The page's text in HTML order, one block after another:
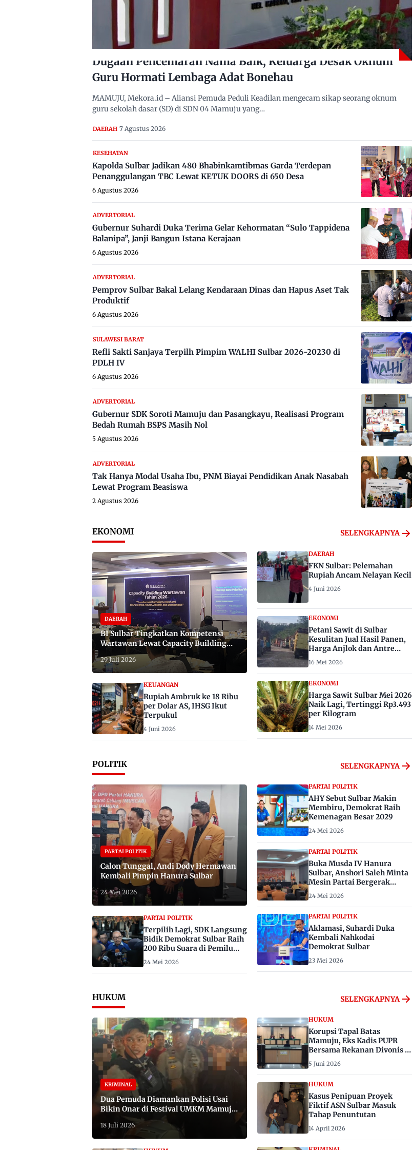
Dugaan Pencemaran Nama Baik, Keluarga Desak Oknum
Guru Hormati Lembaga Adat Bonehau
MAMUJU, Mekora.id – Aliansi Pemuda Peduli Keadilan mengecam sikap seorang oknum
guru sekolah dasar (SD) di SDN 04 Mamuju yang…
DAERAH 7 Agustus 2026
KESEHATAN
Kapolda Sulbar Jadikan 480 Bhabinkamtibmas Garda Terdepan
Penanggulangan TBC Lewat KETUK DOORS di 650 Desa
6 Agustus 2026
ADVERTORIAL
Gubernur Suhardi Duka Terima Gelar Kehormatan “Sulo Tappidena
Balanipa”, Janji Bangun Istana Kerajaan
6 Agustus 2026
ADVERTORIAL
Pemprov Sulbar Bakal Lelang Kendaraan Dinas dan Hapus Aset Tak
Produktif
6 Agustus 2026
SULAWESI BARAT
Refli Sakti Sanjaya Terpilh Pimpim WALHI Sulbar 2026-20230 di
PDLH IV
6 Agustus 2026
ADVERTORIAL
Gubernur SDK Soroti Mamuju dan Pasangkayu, Realisasi Program
Bedah Rumah BSPS Masih Nol
5 Agustus 2026
ADVERTORIAL
Tak Hanya Modal Usaha Ibu, PNM Biayai Pendidikan Anak Nasabah
Lewat Program Beasiswa
2 Agustus 2026
EKONOMI SELENGKAPNYA
DAERAH
BI Sulbar Tingkatkan Kompetensi
Wartawan Lewat Capacity Building
2026
29 Juli 2026
KEUANGAN
Rupiah Ambruk ke 18 Ribu
per Dolar AS, IHSG Ikut
Terpukul
4 Juni 2026
DAERAH
FKN Sulbar: Pelemahan
Rupiah Ancam Nelayan Kecil
4 Juni 2026
EKONOMI
Petani Sawit di Sulbar
Kesulitan Jual Hasil Panen,
Harga Anjlok dan Antre
Berhari-hari
16 Mei 2026
EKONOMI
Harga Sawit Sulbar Mei 2026
Naik Lagi, Tertinggi Rp3.493
per Kilogram
14 Mei 2026
POLITIK SELENGKAPNYA
PARTAI POLITIK
Calon Tunggal, Andi Dody Hermawan
Kembali Pimpin Hanura Sulbar
24 Mei 2026
PARTAI POLITIK
Terpilih Lagi, SDK Langsung
Bidik Demokrat Sulbar Raih
200 Ribu Suara di Pemilu
2029
24 Mei 2026
PARTAI POLITIK
AHY Sebut Sulbar Makin
Membiru, Demokrat Raih
Kemenagan Besar 2029
24 Mei 2026
PARTAI POLITIK
Buka Musda IV Hanura
Sulbar, Anshori Saleh Minta
Mesin Partai Bergerak
Menangkan Pemilu 2029
24 Mei 2026
PARTAI POLITIK
Aklamasi, Suhardi Duka
Kembali Nahkodai
Demokrat Sulbar
23 Mei 2026
HUKUM SELENGKAPNYA
KRIMINAL
Dua Pemuda Diamankan Polisi Usai
Bikin Onar di Festival UMKM Mamuju,
Satu Bawa Badik
18 Juli 2026
HUKUM
Korupsi Tapal Batas
Mamuju, Eks Kadis PUPR
Bersama Rekanan Divonis 6
dan 8 Tahun Penjara
5 Juni 2026
HUKUM
Kasus Penipuan Proyek
Fiktif ASN Sulbar Masuk
Tahap Penuntutan
14 April 2026